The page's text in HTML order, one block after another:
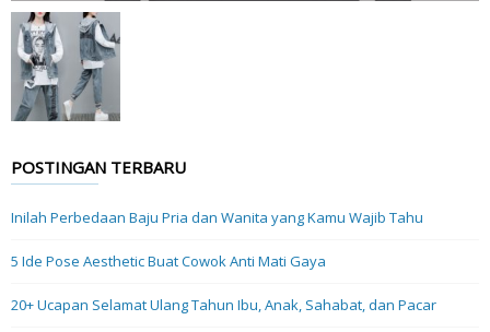
POSTINGAN TERBARU
Inilah Perbedaan Baju Pria dan Wanita yang Kamu Wajib Tahu
5 Ide Pose Aesthetic Buat Cowok Anti Mati Gaya
20+ Ucapan Selamat Ulang Tahun Ibu, Anak, Sahabat, dan Pacar